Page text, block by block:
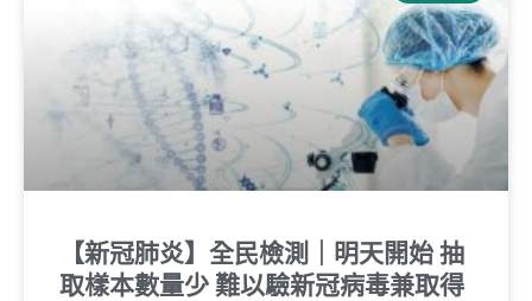
【新冠肺炎】全民檢測｜明天開始 抽
取樣本數量少 難以驗新冠病毒兼取得